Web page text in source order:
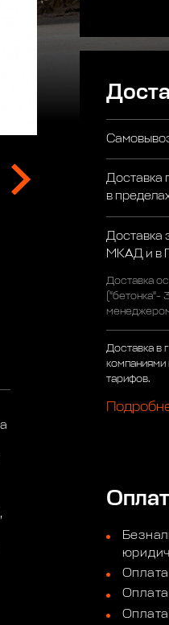
Доставка
в
Доставка
МКАД и в
Доставка
("бетонка"-
Доставка в
компаниями
тарифов.